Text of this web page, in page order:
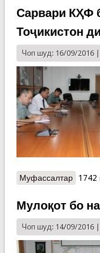
Сарвари КҲФ
Тоҷикистон
Чоп шуд: 16/09/2016 |
Муфассалтаро1742
Мулоқот бо
Чоп шуд: 14/09/2016 |